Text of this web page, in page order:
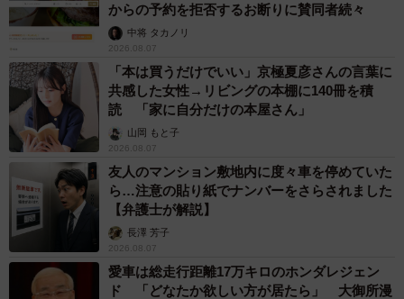
からの予約を拒否するお断りに賛同者続々
中将 タカノリ
2026.08.07
「本は買うだけでいい」京極夏彦さんの言葉に
共感した女性→リビングの本棚に140冊を積
読 「家に自分だけの本屋さん」
山岡 もと子
2026.08.07
友人のマンション敷地内に度々車を停めていた
ら…注意の貼り紙でナンバーをさらされました
【弁護士が解説】
長澤 芳子
2026.08.07
愛車は総走行距離17万キロのホンダレジェン
ド 「どなたか欲しい方が居たら」 大御所漫